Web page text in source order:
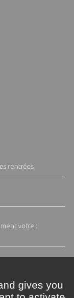
rentrées
votre :
gives you